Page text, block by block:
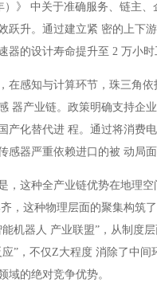
）》 中关于准确服务、链主
跃升。通过建立紧 密的上下
器的设计寿命提升至 2 万小
在感知与计算环节，珠三角
器产业链。政策明确支持企
产化替代进 程。通过将消费
感器严重依赖进口的被 动局面
，这种全产业链优势在地理
，这种物理层面的聚集构筑
能机器人 产业联盟”，从制度
应”，不仅Z大程度 消除了中
域的绝对竞争优势。